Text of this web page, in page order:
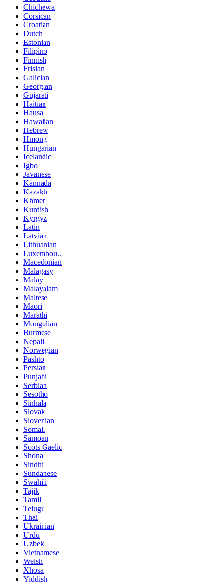
Chichewa
Corsican
Croatian
Dutch
Estonian
Filipino
Finnish
Frisian
Galician
Georgian
Gujarati
Haitian
Hausa
Hawaiian
Hebrew
Hmong
Hungarian
Icelandic
Igbo
Javanese
Kannada
Kazakh
Khmer
Kurdish
Kyrgyz
Latin
Latvian
Lithuanian
Luxembou..
Macedonian
Malagasy
Malay
Malayalam
Maltese
Maori
Marathi
Mongolian
Burmese
Nepali
Norwegian
Pashto
Persian
Punjabi
Serbian
Sesotho
Sinhala
Slovak
Slovenian
Somali
Samoan
Scots Gaelic
Shona
Sindhi
Sundanese
Swahili
Tajik
Tamil
Telugu
Thai
Ukrainian
Urdu
Uzbek
Vietnamese
Welsh
Xhosa
Yiddish